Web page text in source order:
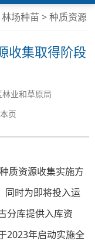
林场种苗 >种质资源
收集取得阶段
业和草原局
页
质资源收集实施方
同时为即将投入运
分库提供入库资
2023年启动实施全